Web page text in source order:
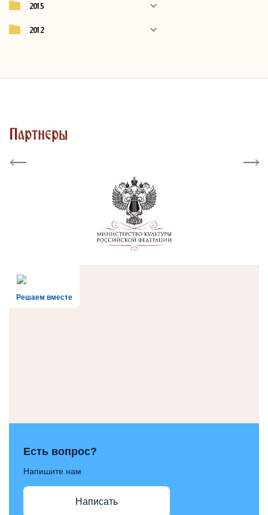
2015
2012
Партнеры
Previous Next
Решаем вместе
Есть вопрос?
Напишите нам
Написать